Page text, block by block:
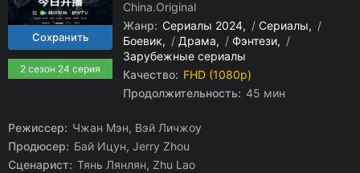
2 сезон 24 серия
China.Original
Жанр: Сериалы 2024 / Сериалы
/
Боевик
/ Драма / Фэнтези
/
Зарубежные сериалы
Качество: FHD (1080p)
Продолжительность: 45 мин
Режиссер: Чжан Мэн, Вэй Личжоу
Продюсер: Бай Ицун, Jerry Zhou
Сценарист: Тянь Лянлян, Zhu Lao